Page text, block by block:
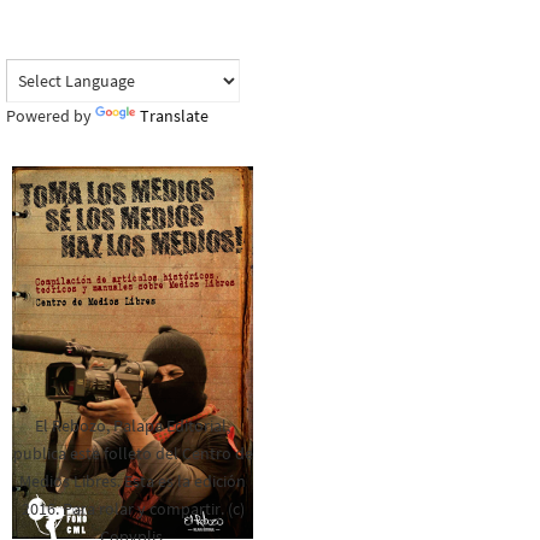
Powered by Translate
El Rebozo, Palapa Editorial,
publica este folleto del Centro de
Medios Libres. Esta es la edición
2016. Para rolar y compartir. (c)